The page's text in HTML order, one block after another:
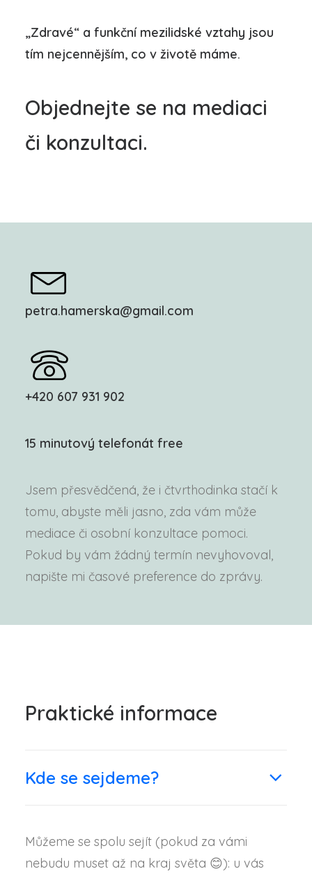
„Zdravé“ a funkční mezilidské vztahy jsou
tím nejcennějším, co v životě máme.
​Objednejte se na mediaci
či konzultaci.
petra.hamerska@gmail.com
+420 607 931 902
15 minutový telefonát free
Jsem přesvědčená, že i čtvrthodinka stačí k
tomu, abyste měli jasno, zda vám může
mediace či osobní konzultace pomoci.
Pokud by vám žádný termín nevyhovoval,
napište mi časové preference do zprávy.
Praktické informace
Kde se sejdeme?
Můžeme se spolu sejít (pokud za vámi
nebudu muset až na kraj světa 😊): u vás